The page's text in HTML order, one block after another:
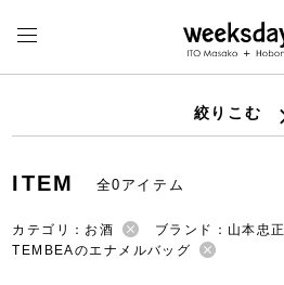
絞りこむ
ITEM 全0アイテム
カテゴリ：お酒
ブランド：山本忠正
TEMBEAのエナメルバッグ